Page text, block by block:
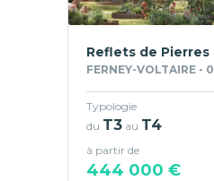
Reflets de Pierres
FERNEY-VOLTAIRE -
Typologie
du T3 au T4
à partir de
444 000 €